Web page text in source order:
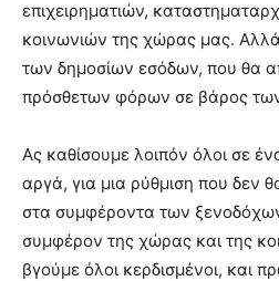
επιχειρηματιών,
κοινωνιών της χώρας μας. Αλλά
των δημοσίων εσόδων, που θα
πρόσθετων φόρων σε βάρος
Ας καθίσουμε λοιπόν όλοι σε
αργά, για μια ρύθμιση που δεν
στα συμφέροντα των
συμφέρον της χώρας και της
βγούμε όλοι κερδισμένοι, και